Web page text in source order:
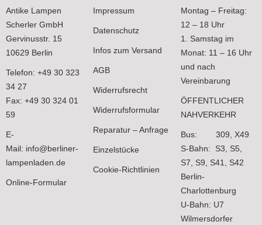
Antike Lampen
Scherler GmbH
Gervinusstr. 15
10629 Berlin
Telefon: +49 30 323
34 27
Fax: +49 30 324 01
59
E-
Mail: info@berliner-
lampenladen.de
Online-Formular
Impressum
Datenschutz
Infos zum Versand
AGB
Widerrufsrecht
Widerrufsformular
Reparatur – Anfrage
Einzelstücke
Cookie-Richtlinien
Montag – Freitag:
12 – 18 Uhr
1. Samstag im
Monat: 11 – 16 Uhr
und nach
Vereinbarung
ÖFFENTLICHER
NAHVERKEHR
Bus: 309, X49
S-Bahn: S3, S5,
S7, S9, S41, S42
Berlin-
Charlottenburg
U-Bahn: U7
Wilmersdorfer